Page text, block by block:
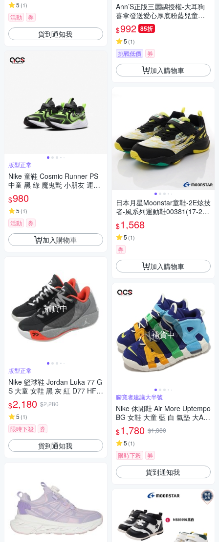
5 (1)
活動 券
貨到通知我
版型正常
Nike 童鞋 Cosmic Runner PS
中童 黑 綠 魔鬼氈 小朋友 運動
鞋 HM4400-005
$980
5 (1)
活動 券
加入購物車
補貨中
版型正常
Nike 籃球鞋 Jordan Luka 77 G
S 大童 女鞋 黑 灰 紅 D77 HF0
820-005
$2,180 $2,280
5 (1)
限時下殺 券
貨到通知我
Ann’S正版三麗鷗授權-大耳狗
喜拿發送愛心厚底粉藍兒童球
鞋-藍
$992 85折
5 (1)
挑戰低價 券
加入購物車
日本月星Moonstar童鞋-2E炫技
者-風系列運動鞋00381(17-23c
m中大童段)櫻桃家
$1,568
5 (1)
券
加入購物車
補貨中
腳寬者建議大半號
Nike 休閒鞋 Air More Uptempo
BG 女鞋 大童 藍 白 氣墊 大Air
萬花筒 FJ0693-455
$1,780 $1,880
5 (1)
限時下殺 券
貨到通知我